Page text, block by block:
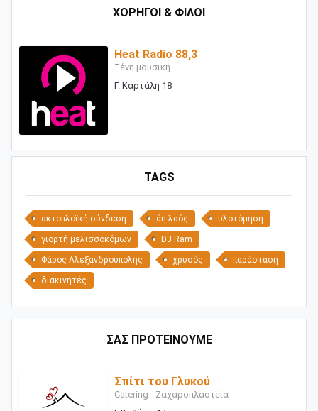
ΧΟΡΗΓΟΙ & ΦΙΛΟΙ
Heat Radio 88,3
Ξένη μουσική
Γ. Καρτάλη 18
TAGS
ακτοπλοϊκή σύνδεση άη λαός υλοτόμηση
γιορτή μελισσοκόμων DJ Ram
Φάρος Αλεξανδρούπολης χρυσός παράσταση
διακινητές
ΣΑΣ ΠΡΟΤΕΙΝΟΥΜΕ
Σπίτι του Γλυκού
Catering - Ζαχαροπλαστεία